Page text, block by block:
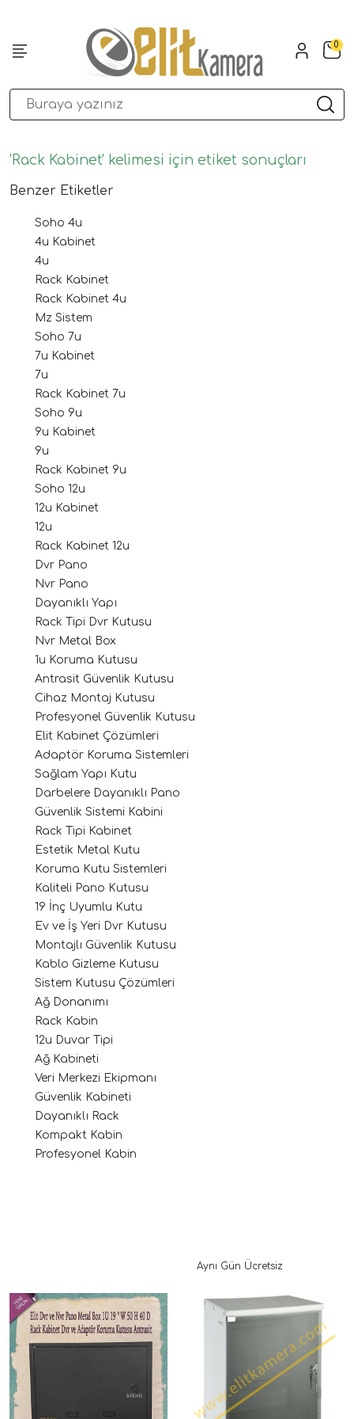
0
'Rack Kabinet' kelimesi için etiket sonuçları
Benzer Etiketler
Soho 4u
4u Kabinet
4u
Rack Kabinet
Rack Kabinet 4u
Mz Sistem
Soho 7u
7u Kabinet
7u
Rack Kabinet 7u
Soho 9u
9u Kabinet
9u
Rack Kabinet 9u
Soho 12u
12u Kabinet
12u
Rack Kabinet 12u
Dvr Pano
Nvr Pano
Dayanıklı Yapı
Rack Tipi Dvr Kutusu
Nvr Metal Box
1u Koruma Kutusu
Antrasit Güvenlik Kutusu
Cihaz Montaj Kutusu
Profesyonel Güvenlik Kutusu
Elit Kabinet Çözümleri
Adaptör Koruma Sistemleri
Sağlam Yapı Kutu
Darbelere Dayanıklı Pano
Güvenlik Sistemi Kabini
Rack Tipi Kabinet
Estetik Metal Kutu
Koruma Kutu Sistemleri
Kaliteli Pano Kutusu
19 İnç Uyumlu Kutu
Ev ve İş Yeri Dvr Kutusu
Montajlı Güvenlik Kutusu
Kablo Gizleme Kutusu
Sistem Kutusu Çözümleri
Ağ Donanımı
Rack Kabin
12u Duvar Tipi
Ağ Kabineti
Veri Merkezi Ekipmanı
Güvenlik Kabineti
Dayanıklı Rack
Kompakt Kabin
Profesyonel Kabin
Aynı Gün Ücretsiz